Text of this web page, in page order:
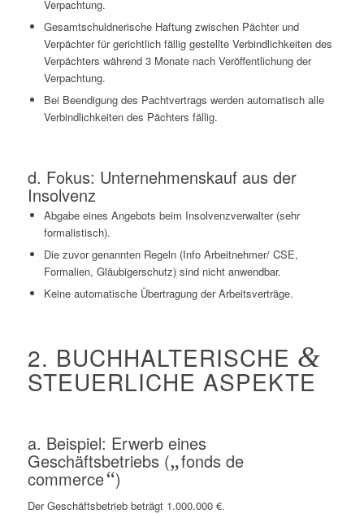
Verpachtung.
Gesamtschuldnerische Haftung zwischen Pächter und
Verpächter für gerichtlich fällig gestellte Verbindlichkeiten des
Verpächters während 3 Monate nach Veröffentlichung der
Verpachtung.
Bei Beendigung des Pachtvertrags werden automatisch alle
Verbindlichkeiten des Pächters fällig.
d. Fokus: Unternehmenskauf aus der
Insolvenz
Abgabe eines Angebots beim Insolvenzverwalter (sehr
formalistisch).
Die zuvor genannten Regeln (Info Arbeitnehmer/ CSE,
Formalien, Gläubigerschutz) sind nicht anwendbar.
Keine automatische Übertragung der Arbeitsverträge.
2. BUCHHALTERISCHE &
STEUERLICHE ASPEKTE
a. Beispiel: Erwerb eines
Geschäftsbetriebs („fonds de
commerce“)
Der Geschäftsbetrieb beträgt 1.000.000 €.